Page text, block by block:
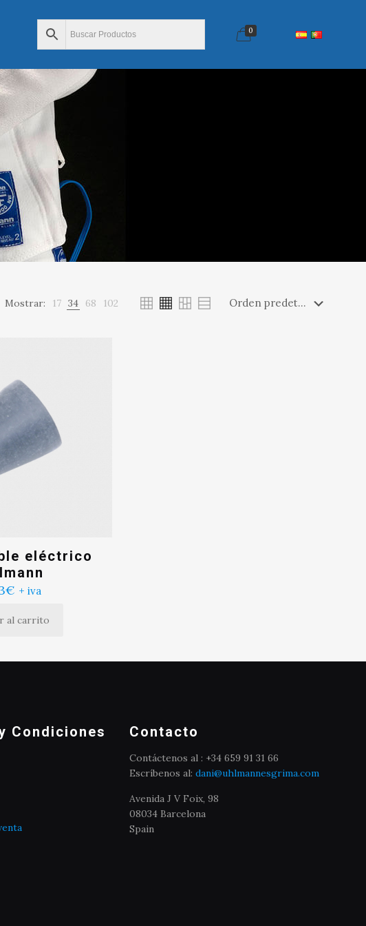
0
Mostrar: 17 34 68 102
eléctrico
€ + iva
al carrito
Condiciones Contacto
Contáctenos al : +34 659 91 31 66
Escríbenos al: dani@uhlmannesgrima.com
Avenida J V Foix, 98
08034 Barcelona
Spain